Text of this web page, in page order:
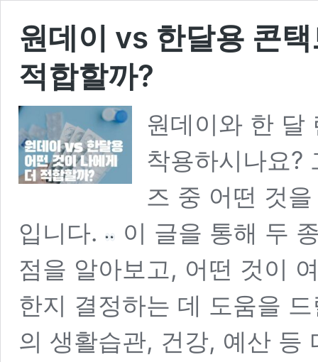
원데이 vs 한달용 콘
적합할까?
원데이와 한 달
착용하시나요?
즈 중 어떤 것
입니다.
이 글을 통해 두
점을 알아보고, 어떤 것이
한지 결정하는 데 도움을
의 생활습관, 건강, 예산 등